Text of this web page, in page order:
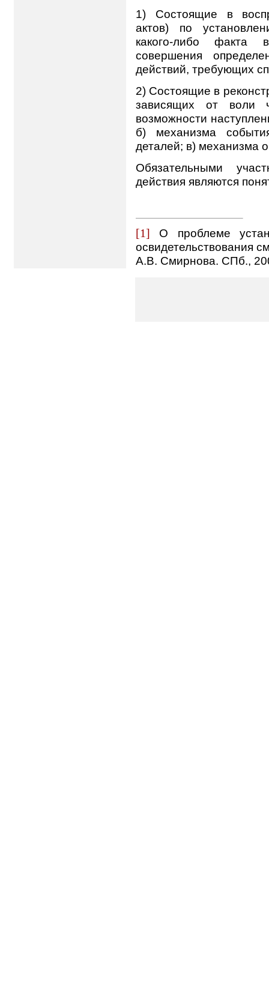
1) Состоящие в
актов) по
какого-либо факта
совершения
действий, требующих
2) Состоящие в
зависящих от воли
возможности
б) механизма
деталей; в) механизма
Обязательными
действия являются
[1]
О проблеме
освидетельствования
А.В. Смирнова. СПб.,